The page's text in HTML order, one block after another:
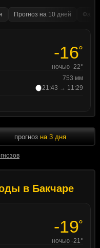
Прогноз на 10 дней
-16°
ночью -22°
753 мм
21:43 → 11:29
прогноз на 3 дня
в Бакчаре
-19°
ночью -21°